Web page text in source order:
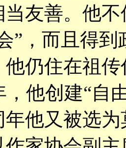
当友善。他
”，而且得
仍住在祖
，他创建“自
年他又被选